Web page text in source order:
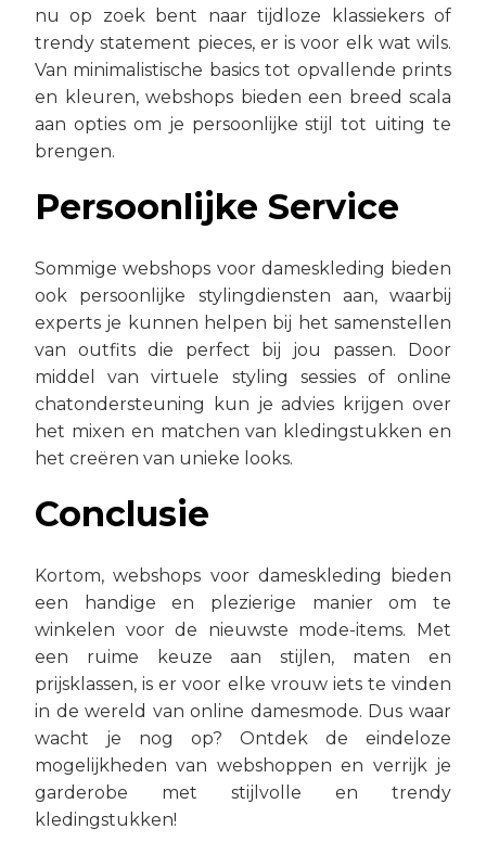
nu op zoek bent naar tijdloze klassiekers of
trendy statement pieces, er is voor elk wat wils.
Van minimalistische basics tot opvallende prints
en kleuren, webshops bieden een breed scala
aan opties om je persoonlijke stijl tot uiting te
brengen.
Persoonlijke Service
Sommige webshops voor dameskleding bieden
ook persoonlijke stylingdiensten aan, waarbij
experts je kunnen helpen bij het samenstellen
van outfits die perfect bij jou passen. Door
middel van virtuele styling sessies of online
chatondersteuning kun je advies krijgen over
het mixen en matchen van kledingstukken en
het creëren van unieke looks.
Conclusie
Kortom, webshops voor dameskleding bieden
een handige en plezierige manier om te
winkelen voor de nieuwste mode-items. Met
een ruime keuze aan stijlen, maten en
prijsklassen, is er voor elke vrouw iets te vinden
in de wereld van online damesmode. Dus waar
wacht je nog op? Ontdek de eindeloze
mogelijkheden van webshoppen en verrijk je
garderobe met stijlvolle en trendy
kledingstukken!